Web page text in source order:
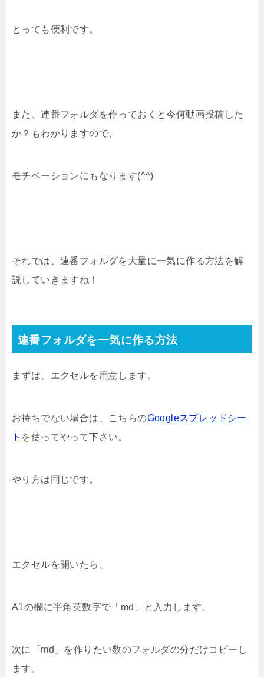
とっても便利です。
また、連番フォルダを作っておくと今何動画投稿した
か？もわかりますので、
モチベーションにもなります(^^)
それでは、連番フォルダを大量に一気に作る方法を解
説していきますね！
連番フォルダを一気に作る方法
まずは、エクセルを用意します。
お持ちでない場合は、こちらのGoogleスプレッドシー
ト を使ってやって下さい。
やり方は同じです。
エクセルを開いたら、
A1の欄に半角英数字で「md」と入力します。
次に「md」を作りたい数のフォルダの分だけコピーし
ます。